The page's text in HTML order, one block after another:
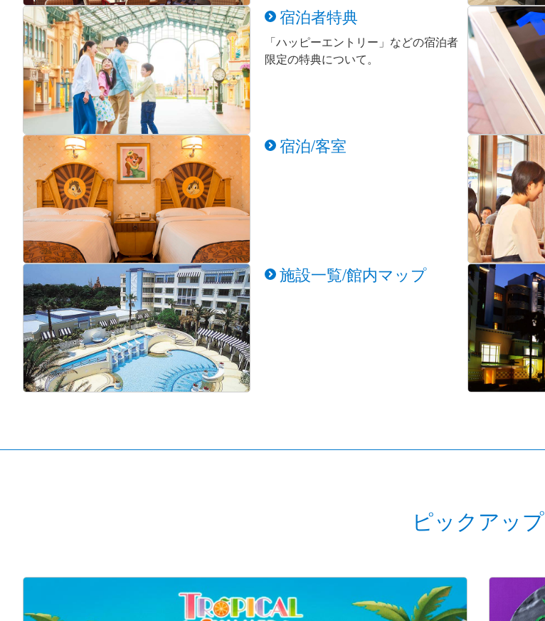
宿泊者特典
「ハッピーエントリー」などの宿泊者
限定の特典について。
宿泊/客室
施設一覧/館内マップ
ピックアップ